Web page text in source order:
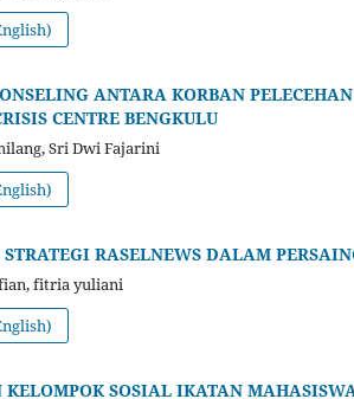
ANTARA KORBAN
CENTRE BENGKULU
Sri Dwi Fajarini
RASELNEWS DALAM
fitria yuliani
KELOMPOK SOSIAL IKATAN